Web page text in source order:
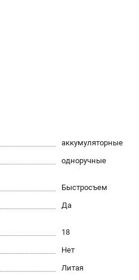
аккумуляторные
одноручные
Быстросъем
Да
18
Нет
Литая